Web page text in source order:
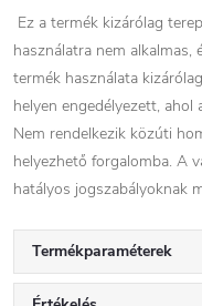
Ez a termék kizárólag
használatra nem
termék használata
helyen engedélyezett, ahol
Nem rendelkezik közúti
helyezhető forgalomba. A
hatályos jogszabályoknak
Termékparaméterek